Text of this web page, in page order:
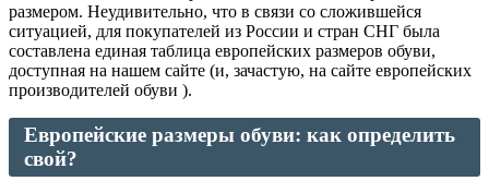
размером. Неудивительно, что в связи со сложившейся
ситуацией, для покупателей из России и стран СНГ была
составлена единая таблица европейских размеров обуви,
доступная на нашем сайте (и, зачастую, на сайте европейских
производителей обуви ).
Европейские размеры обуви: как определить
свой?